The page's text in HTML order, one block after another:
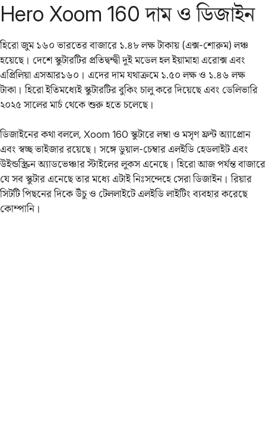
Hero Xoom 160 দাম ও ডিজাইন
হিরো জুম ১৬০ ভারতের বাজারে ১.৪৮ লক্ষ টাকায় (এক্স-শোরুম) লঞ্চ
হয়েছে। দেশে স্কুটারটির প্রতিদ্বন্দ্বী দুই মডেল হল ইয়ামাহা এরোক্স এবং
এপ্রিলিয়া এসআর১৬০। এদের দাম যথাক্রমে ১.৫০ লক্ষ ও ১.৪৬ লক্ষ
টাকা। হিরো ইতিমধ্যেই স্কুটারটির বুকিং চালু করে দিয়েছে এবং ডেলিভারি
২০২৫ সালের মার্চ থেকে শুরু হতে চলেছে।
ডিজাইনের কথা বললে, Xoom 160 স্কুটারে লম্বা ও মসৃণ ফ্রন্ট অ্যাপ্রোন
এবং স্বচ্ছ ভাইজার রয়েছে। সঙ্গে ডুয়াল-চেম্বার এলইডি হেডলাইট এবং
উইন্ডস্ক্রিন অ্যাডভেঞ্চার স্টাইলের লুকস এনেছে। হিরো আজ পর্যন্ত বাজারে
যে সব স্কুটার এনেছে তার মধ্যে এটাই নিঃসন্দেহে সেরা ডিজাইন। রিয়ার
সিটটি পিছনের দিকে উঁচু ও টেললাইটে এলইডি লাইটিং ব্যবহার করেছে
কোম্পানি।